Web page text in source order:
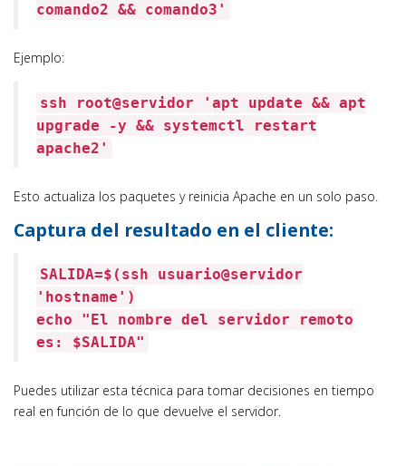
comando2 && comando3'
Ejemplo:
ssh root@servidor
'apt update && apt
upgrade -y && systemctl restart
apache2'
Esto actualiza los paquetes y reinicia Apache en un solo paso.
Captura del resultado en el cliente:
SALIDA=$(ssh usuario@servidor
'hostname' )
echo
"El nombre del servidor remoto
es: $SALIDA"
Puedes utilizar esta técnica para tomar decisiones en tiempo
real en función de lo que devuelve el servidor.